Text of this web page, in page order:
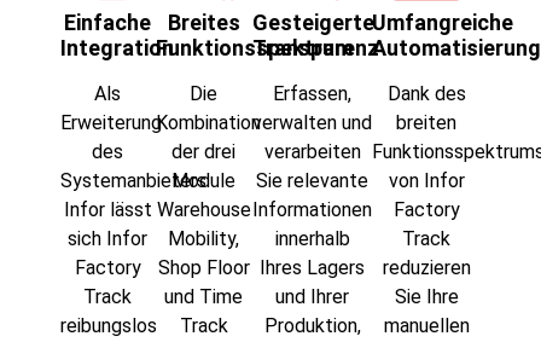
Einfache
Integration
Als
Erweiterung
des
Systemanbieters
Infor lässt
sich Infor
Factory
Track
reibungslos
Breites
Funktionsspektrum
Die
Kombination
der drei
Module
Warehouse
Mobility,
Shop Floor
und Time
Track
Gesteigerte
Transparenz
Erfassen,
verwalten und
verarbeiten
Sie relevante
Informationen
innerhalb
Ihres Lagers
und Ihrer
Produktion,
Umfangreiche
Automatisierung
Dank des
breiten
von Infor
Factory
Track
reduzieren
Sie Ihre
manuellen